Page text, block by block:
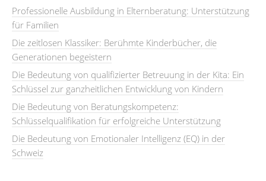
Professionelle Ausbildung in Elternberatung: Unterstützung
für Familien
Die zeitlosen Klassiker: Berühmte Kinderbücher, die
Generationen begeistern
Die Bedeutung von qualifizierter Betreuung in der Kita: Ein
Schlüssel zur ganzheitlichen Entwicklung von Kindern
Die Bedeutung von Beratungskompetenz:
Schlüsselqualifikation für erfolgreiche Unterstützung
Die Bedeutung von Emotionaler Intelligenz (EQ) in der
Schweiz